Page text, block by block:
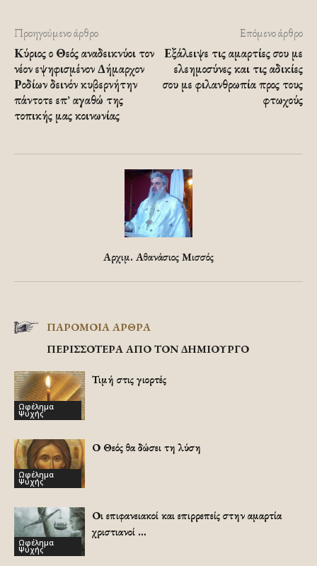
Προηγούμενο άρθρο
Κύριος ο Θεός αναδεικνύοι τον
νέον εψηφισμένον Δήμαρχον
Ροδίων δεινόν κυβερνήτην
πάντοτε επ’ αγαθώ της
τοπικής μας κοινωνίας
Επόμενο άρθρο
Εξάλειψε τις αμαρτίες σου με
ελεημοσύνες και τις αδικίες
σου με φιλανθρωπία προς τους
φτωχούς
Αρχιμ. Αθανάσιος Μισσός
ΠΑΡΟΜΟΙΑ ΑΡΘΡΑ
ΠΕΡΙΣΣΟΤΕΡΑ ΑΠΟ ΤΟΝ ΔΗΜΙΟΥΡΓΟ
Ωφέλημα
Ψυχής
Τιμή στις γιορτές
Ωφέλημα
Ψυχής
Ο Θεός θα δώσει τη λύση
Ωφέλημα
Ψυχής
Οι επιφανειακοί και επιρρεπείς στην αμαρτία
χριστιανοί …